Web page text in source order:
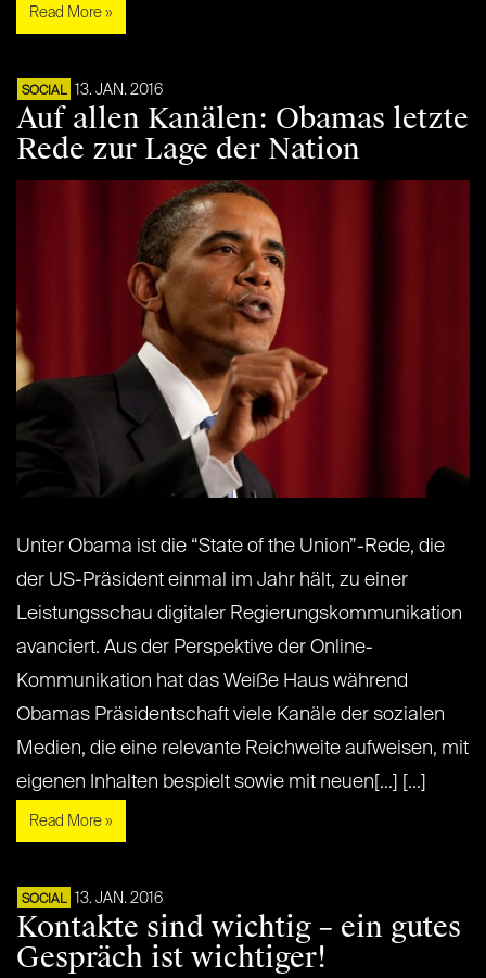
Read More »
SOCIAL 13. JAN. 2016
Auf allen Kanälen: Obamas letzte
Rede zur Lage der Nation
Unter Obama ist die “State of the Union”-Rede, die
der US-Präsident einmal im Jahr hält, zu einer
Leistungsschau digitaler Regierungskommunikation
avanciert. Aus der Perspektive der Online-
Kommunikation hat das Weiße Haus während
Obamas Präsidentschaft viele Kanäle der sozialen
Medien, die eine relevante Reichweite aufweisen, mit
eigenen Inhalten bespielt sowie mit neuen[...] [...]
Read More »
SOCIAL 13. JAN. 2016
Kontakte sind wichtig – ein gutes
Gespräch ist wichtiger!